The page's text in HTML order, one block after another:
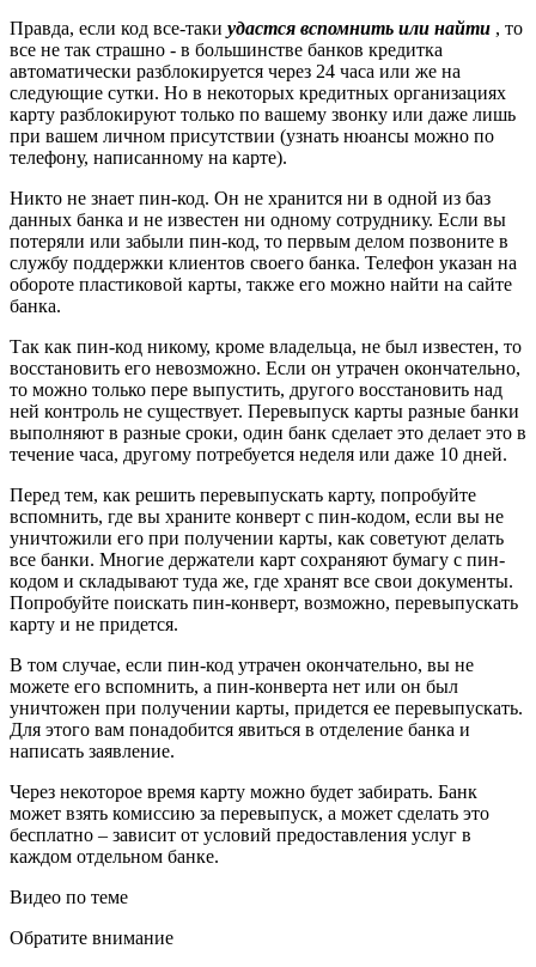
Правда, если код все-таки удастся вспомнить или найти , то
все не так страшно - в большинстве банков кредитка
автоматически разблокируется через 24 часа или же на
следующие сутки. Но в некоторых кредитных организациях
карту разблокируют только по вашему звонку или даже лишь
при вашем личном присутствии (узнать нюансы можно по
телефону, написанному на карте).
Никто не знает пин-код. Он не хранится ни в одной из баз
данных банка и не известен ни одному сотруднику. Если вы
потеряли или забыли пин-код, то первым делом позвоните в
службу поддержки клиентов своего банка. Телефон указан на
обороте пластиковой карты, также его можно найти на сайте
банка.
Так как пин-код никому, кроме владельца, не был известен, то
восстановить его невозможно. Если он утрачен окончательно,
то можно только пере выпустить, другого восстановить над
ней контроль не существует. Перевыпуск карты разные банки
выполняют в разные сроки, один банк сделает это делает это в
течение часа, другому потребуется неделя или даже 10 дней.
Перед тем, как решить перевыпускать карту, попробуйте
вспомнить, где вы храните конверт с пин-кодом, если вы не
уничтожили его при получении карты, как советуют делать
все банки. Многие держатели карт сохраняют бумагу с пин-
кодом и складывают туда же, где хранят все свои документы.
Попробуйте поискать пин-конверт, возможно, перевыпускать
карту и не придется.
В том случае, если пин-код утрачен окончательно, вы не
можете его вспомнить, а пин-конверта нет или он был
уничтожен при получении карты, придется ее перевыпускать.
Для этого вам понадобится явиться в отделение банка и
написать заявление.
Через некоторое время карту можно будет забирать. Банк
может взять комиссию за перевыпуск, а может сделать это
бесплатно – зависит от условий предоставления услуг в
каждом отдельном банке.
Видео по теме
Обратите внимание